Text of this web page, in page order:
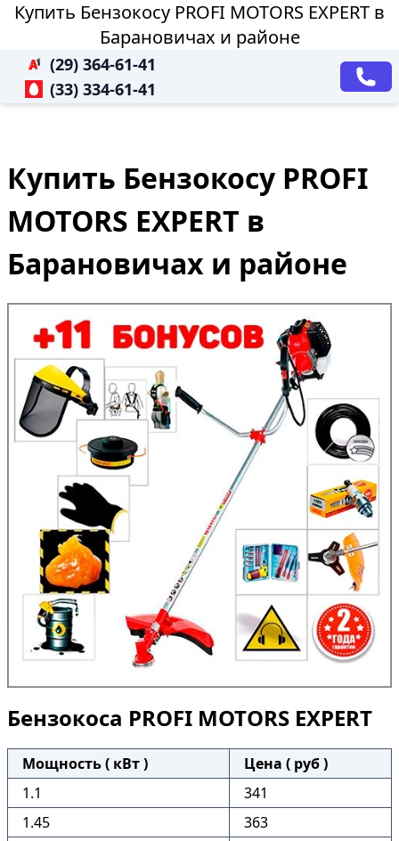
Купить Бензокосу PROFI MOTORS EXPERT в
Барановичах и районе
(29) 364-61-41
(33) 334-61-41
Купить Бензокосу PROFI
MOTORS EXPERT в
Барановичах и районе
Бензокоса PROFI MOTORS EXPERT
Мощность ( кВт )
Цена ( руб )
1.1
341
1.45
363